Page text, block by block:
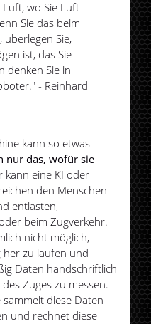
wo Sie Luft
Sie das beim
überlegen Sie,
ist, das Sie
denken Sie in
- Reinhard
kann so etwas
nur das, wofür sie
kann eine KI oder
den Menschen
entlasten,
beim Zugverkehr.
nicht möglich,
zu laufen und
Daten handschriftlich
Zuges zu messen.
diese Daten
und rechnet diese